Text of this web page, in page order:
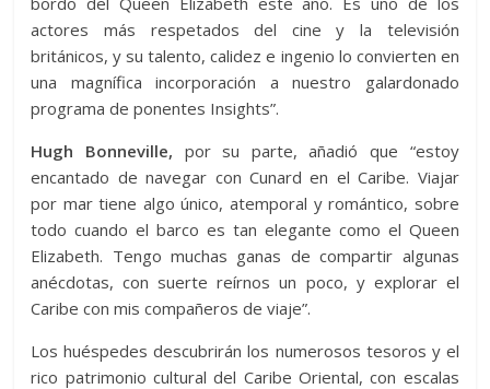
actores más respetados del cine y la televisión
británicos, y su talento, calidez e ingenio lo convierten en
una magnífica incorporación a nuestro galardonado
programa de ponentes Insights”.
Hugh Bonneville, por su parte, añadió que “estoy
encantado de navegar con Cunard en el Caribe. Viajar
por mar tiene algo único, atemporal y romántico, sobre
todo cuando el barco es tan elegante como el Queen
Elizabeth. Tengo muchas ganas de compartir algunas
anécdotas, con suerte reírnos un poco, y explorar el
Caribe con mis compañeros de viaje”.
Los huéspedes descubrirán los numerosos tesoros y el
rico patrimonio cultural del Caribe Oriental, con escalas